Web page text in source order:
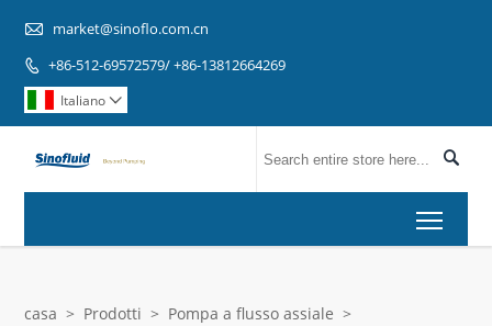
 market@sinoflo.com.cn
 +86-512-69572579/ +86-13812664269
Italiano 

casa > Prodotti > Pompa a flusso assiale >